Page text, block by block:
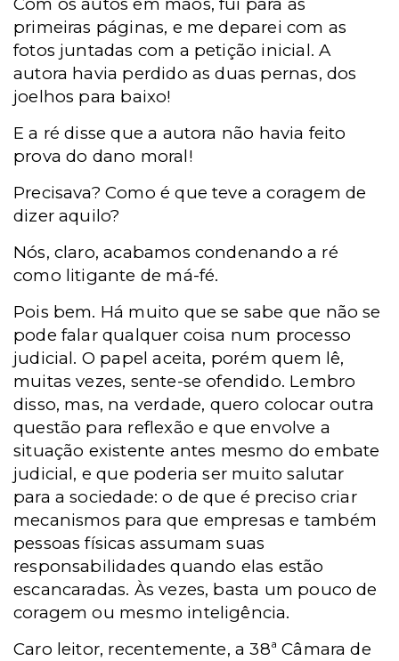
primeiras páginas, e me deparei com as
fotos juntadas com a petição inicial. A
autora havia perdido as duas pernas, dos
joelhos para baixo!
E a ré disse que a autora não havia feito
prova do dano moral!
Precisava? Como é que teve a coragem de
dizer aquilo?
Nós, claro, acabamos condenando a ré
como litigante de má-fé.
Pois bem. Há muito que se sabe que não se
pode falar qualquer coisa num processo
judicial. O papel aceita, porém quem lê,
muitas vezes, sente-se ofendido. Lembro
disso, mas, na verdade, quero colocar outra
questão para reflexão e que envolve a
situação existente antes mesmo do embate
judicial, e que poderia ser muito salutar
para a sociedade: o de que é preciso criar
mecanismos para que empresas e também
pessoas físicas assumam suas
responsabilidades quando elas estão
escancaradas. Às vezes, basta um pouco de
coragem ou mesmo inteligência.
Caro leitor, recentemente, a 38ª Câmara de